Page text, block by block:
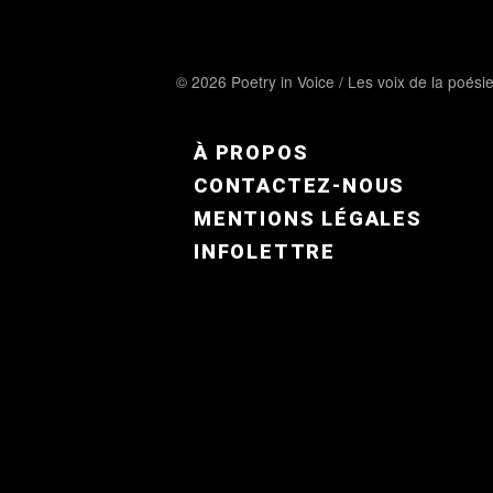
© 2026 Poetry in Voice / Les voix de la poésie
FOOTER MENU FR
À PROPOS
CONTACTEZ-NOUS
MENTIONS LÉGALES
INFOLETTRE